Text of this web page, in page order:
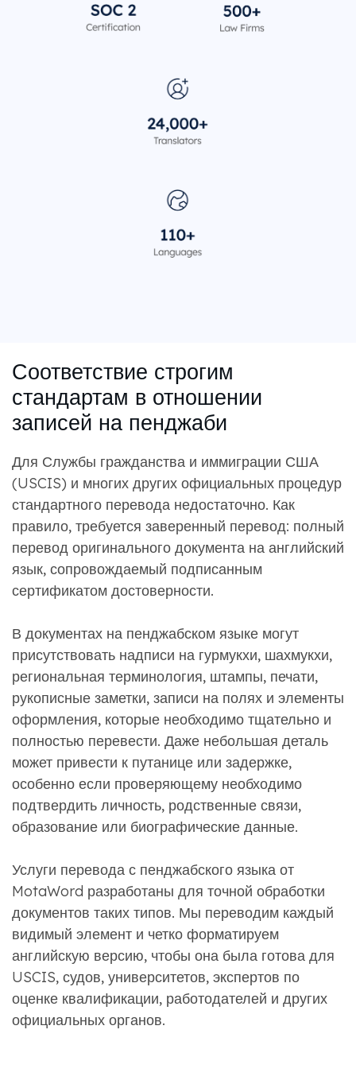
Соответствие строгим
стандартам в отношении
записей на пенджаби
Для Службы гражданства и иммиграции США
(USCIS) и многих других официальных процедур
стандартного перевода недостаточно. Как
правило, требуется заверенный перевод: полный
перевод оригинального документа на английский
язык, сопровождаемый подписанным
сертификатом достоверности.
В документах на пенджабском языке могут
присутствовать надписи на гурмукхи, шахмукхи,
региональная терминология, штампы, печати,
рукописные заметки, записи на полях и элементы
оформления, которые необходимо тщательно и
полностью перевести. Даже небольшая деталь
может привести к путанице или задержке,
особенно если проверяющему необходимо
подтвердить личность, родственные связи,
образование или биографические данные.
Услуги перевода с пенджабского языка от
MotaWord разработаны для точной обработки
документов таких типов. Мы переводим каждый
видимый элемент и четко форматируем
английскую версию, чтобы она была готова для
USCIS, судов, университетов, экспертов по
оценке квалификации, работодателей и других
официальных органов.